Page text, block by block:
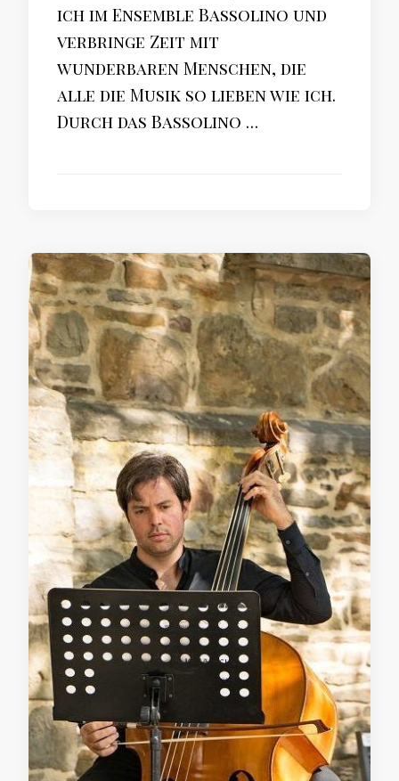
ich im Ensemble Bassolino und
verbringe Zeit mit
wunderbaren Menschen, die
alle die Musik so lieben wie ich.
Durch das Bassolino …